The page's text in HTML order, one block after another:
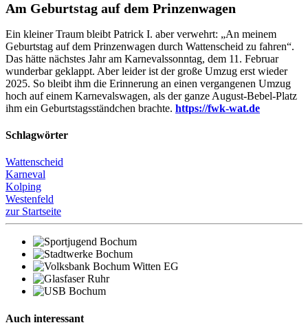
Am Geburtstag auf dem Prinzenwagen
Ein kleiner Traum bleibt Patrick I. aber verwehrt: „An meinem
Geburtstag auf dem Prinzenwagen durch Wattenscheid zu fahren“.
Das hätte nächstes Jahr am Karnevalssonntag, dem 11. Februar
wunderbar geklappt. Aber leider ist der große Umzug erst wieder
2025. So bleibt ihm die Erinnerung an einen vergangenen Umzug
hoch auf einem Karnevalswagen, als der ganze August-Bebel-Platz
ihm ein Geburtstagsständchen brachte. https://fwk-wat.de
Schlagwörter
Wattenscheid
Karneval
Kolping
Westenfeld
zur Startseite
Auch interessant